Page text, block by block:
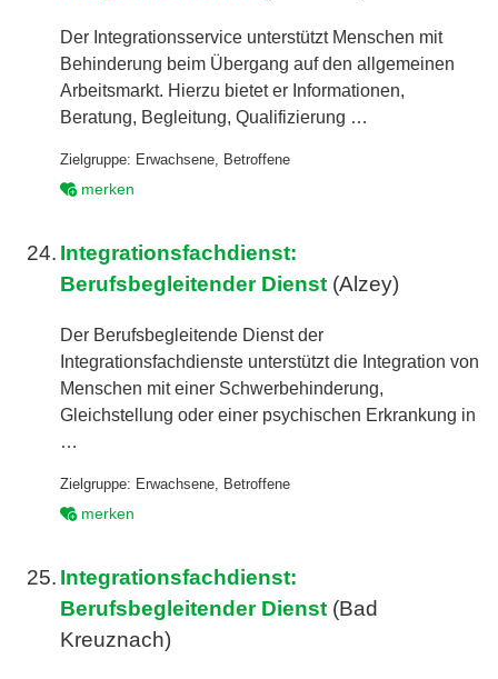
Der Integrationsservice unterstützt Menschen mit
Behinderung beim Übergang auf den allgemeinen
Arbeitsmarkt. Hierzu bietet er Informationen,
Beratung, Begleitung, Qualifizierung …
Zielgruppe: Erwachsene, Betroffene
merken
24. Integrationsfachdienst:
Berufsbegleitender Dienst (Alzey)
Der Berufsbegleitende Dienst der
Integrationsfachdienste unterstützt die Integration von
Menschen mit einer Schwerbehinderung,
Gleichstellung oder einer psychischen Erkrankung in
…
Zielgruppe: Erwachsene, Betroffene
merken
25. Integrationsfachdienst:
Berufsbegleitender Dienst (Bad
Kreuznach)